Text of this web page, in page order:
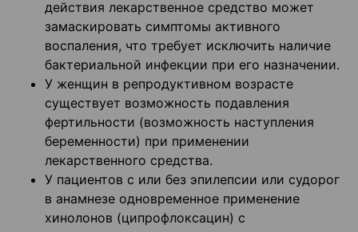
действия лекарственное средство может
замаскировать симптомы активного
воспаления, что требует исключить наличие
бактериальной инфекции при его назначении.
У женщин в репродуктивном возрасте
существует возможность подавления
фертильности (возможность наступления
беременности) при применении
лекарственного средства.
У пациентов с или без эпилепсии или судорог
в анамнезе одновременное применение
хинолонов (ципрофлоксацин) с